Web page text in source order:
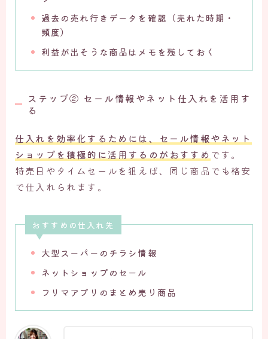
過去の売れ行きデータを確認（売れた時期・
頻度）
利益が出そうな商品はメモを残しておく
ステップ② セール情報やネット仕入れを活用す
る
仕入れを効率化するためには、 セール情報やネット
ショップを積極的に活用 するのがおすすめ です。
特売日やタイムセールを狙えば、同じ商品でも格安
で仕入れられます。
おすすめの仕入れ先
大型スーパーのチラシ情報
ネットショップのセール
フリマアプリのまとめ売り商品